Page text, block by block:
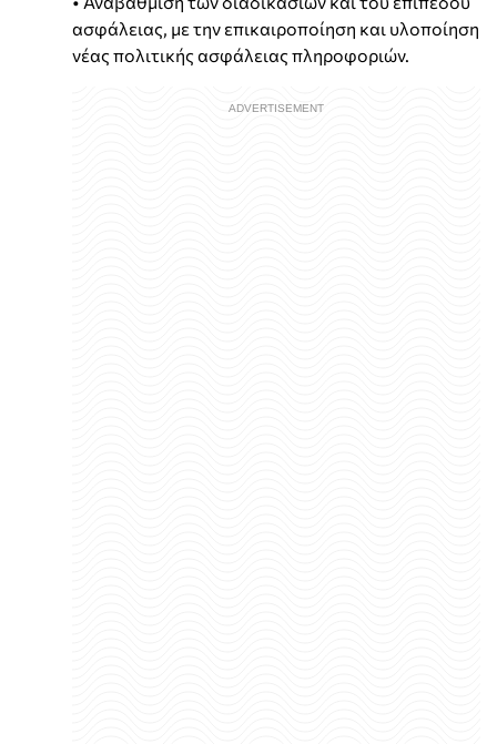
ασφάλειας, με την επικαιροποίηση και υλοποίηση
νέας πολιτικής ασφάλειας πληροφοριών.